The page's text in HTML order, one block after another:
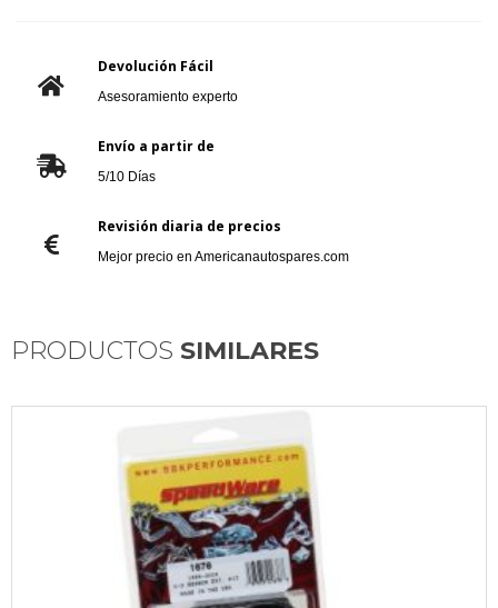
Devolución Fácil
Asesoramiento experto
Envío a partir de
5/10 Días
Revisión diaria de precios
Mejor precio en Americanautospares.com
PRODUCTOS SIMILARES